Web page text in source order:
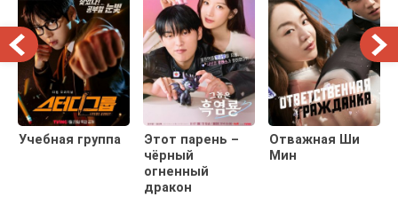
Учебная группа
Этот парень –
чёрный
огненный
дракон
Отважная Ши
Мин